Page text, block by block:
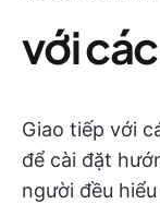
với
Giao tiếp với
để cài đặt
người đều